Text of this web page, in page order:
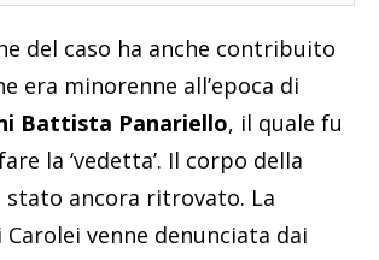
del caso ha anche contribuito
era minorenne all’epoca di
Battista Panariello, il quale fu
la ‘vedetta’. Il corpo della
ancora ritrovato. La
venne denunciata dai